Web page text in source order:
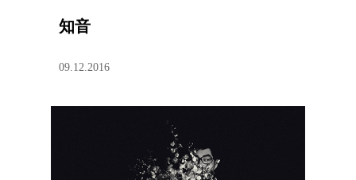
知音
09.12.2016